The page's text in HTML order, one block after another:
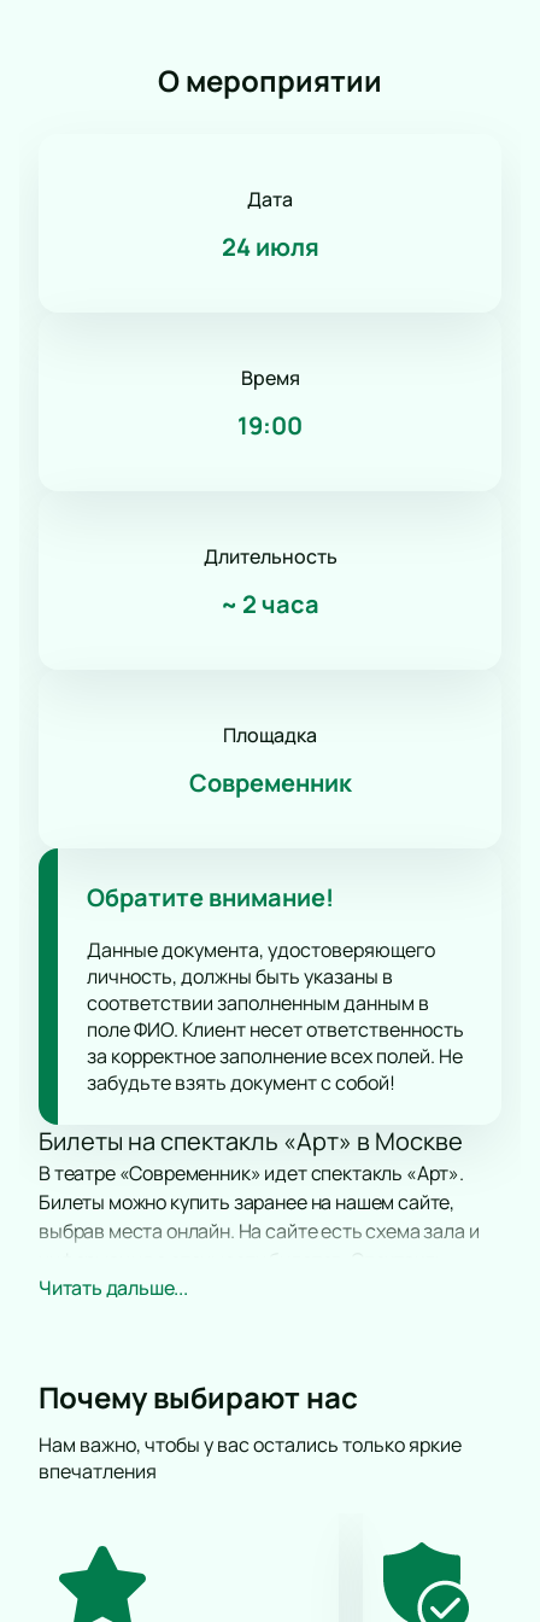
О мероприятии
Дата
24 июля
Время
19:00
Длительность
~ 2 часа
Площадка
Современник
Обратите внимание!
Данные документа, удостоверяющего
личность, должны быть указаны в
соответствии заполненным данным в
поле ФИО. Клиент несет ответственность
за корректное заполнение всех полей. Не
забудьте взять документ с собой!
Билеты на спектакль «Арт» в Москве
В театре «Современник» идет спектакль «Арт».
Билеты можно купить заранее на нашем сайте,
выбрав места онлайн. На сайте есть схема зала и
входит в новый сезон театра.
Главные герои — Иван, Серж и Марк. Они работают
в разных сферах, но их дружба меняется после
покупки картины. Один из друзей покупает холст за
крупную сумму, что вызывает споры о ценностях и
взаимопонимания. Продолжительность позволяет
зрителям полностью погрузиться в сюжет.
Читать дальше...
Почему выбирают нас
Нам важно, чтобы у вас остались только яркие
впечатления